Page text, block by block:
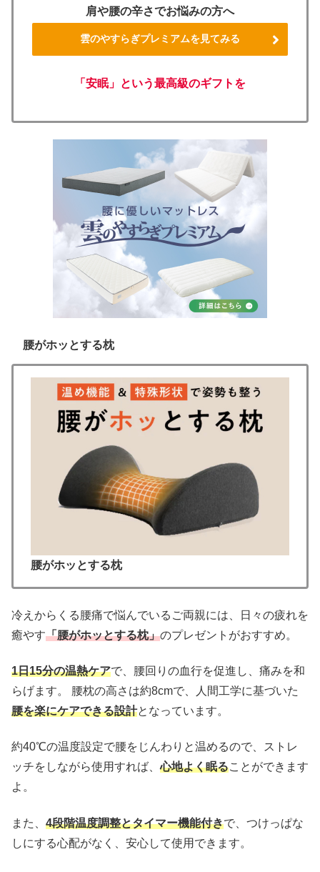
肩や腰の辛さでお悩みの方へ
雲のやすらぎプレミアムを見てみる
「安眠」という最高級のギフトを
腰がホッとする枕
腰がホッとする枕
冷えからくる腰痛で悩んでいるご両親には、日々の疲れを
癒やす「腰がホッとする枕」のプレゼントがおすすめ。
1日15分の温熱ケアで、腰回りの血行を促進し、痛みを和
らげます。 腰枕の高さは約8cmで、人間工学に基づいた
腰を楽にケアできる設計となっています。
約40℃の温度設定で腰をじんわりと温めるので、ストレ
ッチをしながら使用すれば、心地よく眠ることができます
よ。
また、 4段階温度調整とタイマー機能付きで、つけっぱな
しにする心配がなく、安心して使用できます。